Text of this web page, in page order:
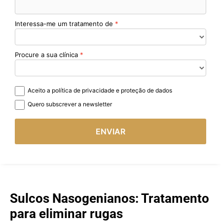
Interessa-me um tratamento de
Procure a sua clínica
Aceito a política de privacidade e proteção de dados
Quero subscrever a newsletter
ENVIAR
Sulcos Nasogenianos: Tratamento
para eliminar rugas